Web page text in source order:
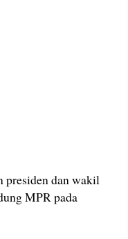
dan wakil
MPR pada